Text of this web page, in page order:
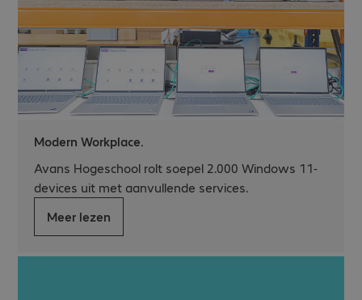
Modern Workplace.
Avans Hogeschool rolt soepel 2.000 Windows 11-
devices uit met aanvullende services.
Meer lezen